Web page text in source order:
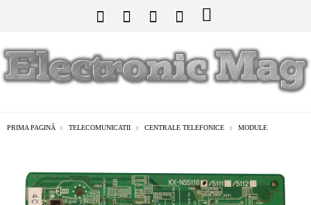
PRIMA PAGINĂ TELECOMUNICATII CENTRALE TELEFONICE MODULE